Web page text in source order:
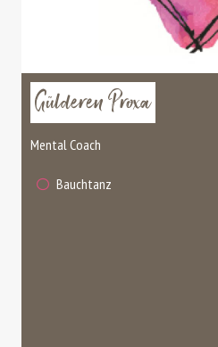
Gülderen Proxa
Mental Coach
Bauchtanz